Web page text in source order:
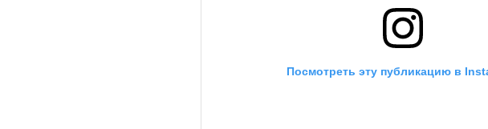
Посмотреть эту публикацию в